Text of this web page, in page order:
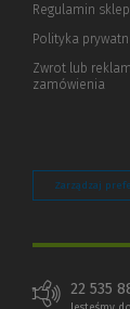
Regulamin
Polityka
Zwrot lub
zamówienia
Zarządzaj
22 535